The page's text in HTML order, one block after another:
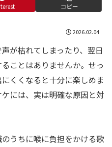
コピー
2026.02.04
が枯れてしまったり、翌日
ことはありませんか。せっ
くくなると十分に楽しめま
には、実は明確な原因と対
うちに喉に負担をかける歌